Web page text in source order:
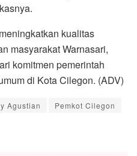
kualitas
masyarakat Warnasari,
komitmen pemerintah
di Kota Cilegon. (ADV)
Agustian
Pemkot Cilegon